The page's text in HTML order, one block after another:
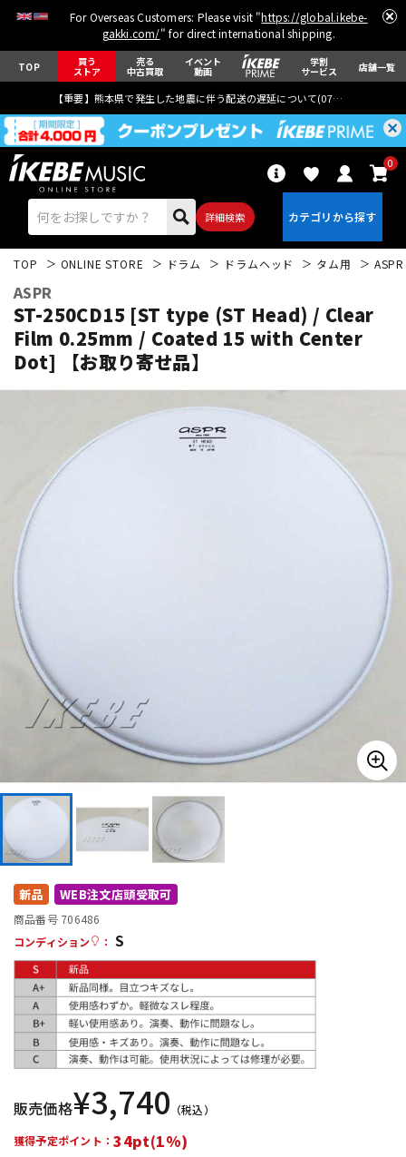
For Overseas Customers: Please visit "https://global.ikebe-
gakki.com/" for direct international shipping.
TOP 買う
ストア
売る
中古買取
イベント
動画
学割
サービス 店舗一覧
【重要】熊本県で発生した地震に伴う配送の遅延について(07月29日
詳細検索
0
エレキギター
ベース ウクレレ
アンプ
DTM
DTM オンライン納品
配信/ライブ機器
TOP ONLINE STORE ドラム ドラムヘッド タム用 ASPR
ASPR
ST-250CD15 [ST type (ST Head) / Clear
Film 0.25mm / Coated 15 with Center
Dot] 【お取り寄せ品】
新品 WEB注文店頭受取可
商品番号 706486
コンディション
： S
販売価格¥3,740 （税込）
獲得予定ポイント：34pt(1%)